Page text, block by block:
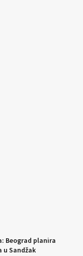
Beograd planira
u Sandžak